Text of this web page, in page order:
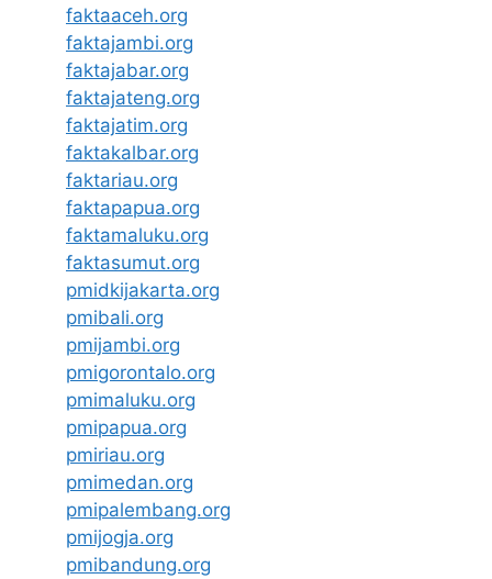
faktaaceh.org
faktajambi.org
faktajabar.org
faktajateng.org
faktajatim.org
faktakalbar.org
faktariau.org
faktapapua.org
faktamaluku.org
faktasumut.org
pmidkijakarta.org
pmibali.org
pmijambi.org
pmigorontalo.org
pmimaluku.org
pmipapua.org
pmiriau.org
pmimedan.org
pmipalembang.org
pmijogja.org
pmibandung.org